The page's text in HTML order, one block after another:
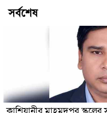
সর্বশেষ